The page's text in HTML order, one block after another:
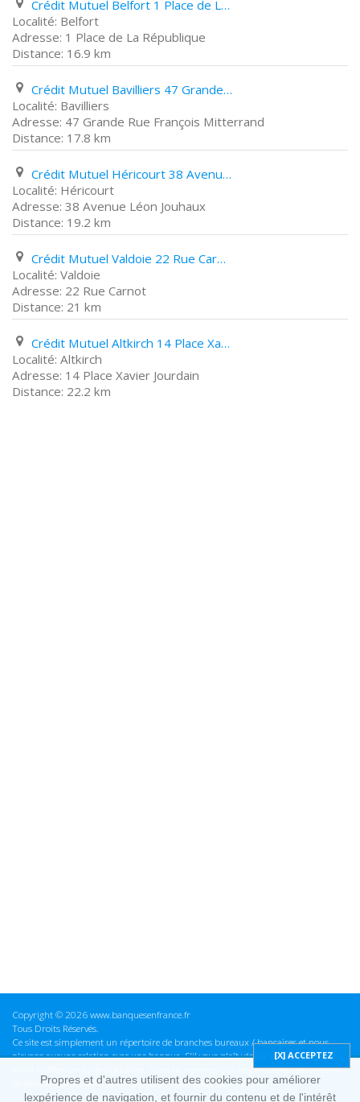
Crédit Mutuel Belfort 1 Place de La République
Belfort
1 Place de La République
16.9 km
Crédit Mutuel Bavilliers 47 Grande Rue François Mitterrand
Bavilliers
47 Grande Rue François Mitterrand
17.8 km
Crédit Mutuel Héricourt 38 Avenue Léon Jouhaux
Héricourt
38 Avenue Léon Jouhaux
19.2 km
Crédit Mutuel Valdoie 22 Rue Carnot
Valdoie
22 Rue Carnot
21 km
Crédit Mutuel Altkirch 14 Place Xavier Jourdain
Altkirch
14 Place Xavier Jourdain
22.2 km
Copyright © 2026 www.banquesenfrance.fr
Tous Droits Réservés.
Ce site est simplement un répertoire de branches bureaux / bancaires et nous
n'avons aucune relation avec une banque. S'il vous plaît vérifier ces informations
avant d'effectuer toute opération, nous ne sommes pas responsables des erreurs
ou des omissions dans les informations que nous fournissons.
Propres et d'autres utilisent des cookies pour améliorer
lexpérience de navigation, et fournir du contenu et de l'intérêt